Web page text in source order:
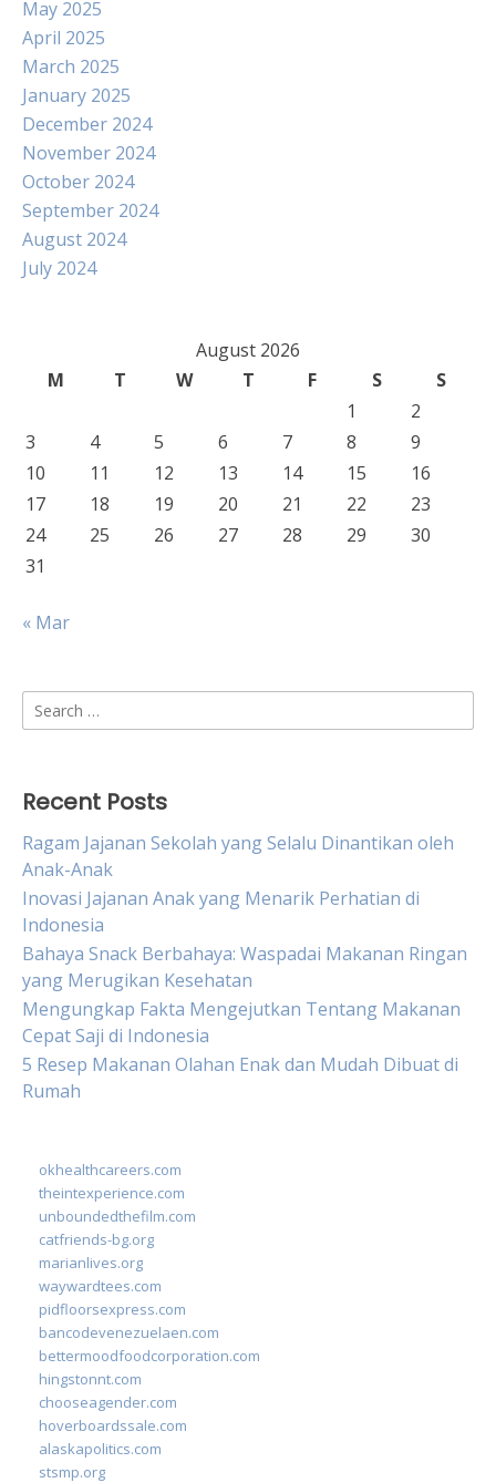
May 2025
April 2025
March 2025
January 2025
December 2024
November 2024
October 2024
September 2024
August 2024
July 2024
August 2026
M
T W T F S
S
1
2
3
4 5 6 7 8
9
10
11 12 13 14 15
16
17
18 19 20 21 22
23
24
25 26 27 28 29
30
31
« Mar
Search
for:
Recent Posts
Ragam Jajanan Sekolah yang Selalu Dinantikan oleh
Anak-Anak
Inovasi Jajanan Anak yang Menarik Perhatian di
Indonesia
Bahaya Snack Berbahaya: Waspadai Makanan Ringan
yang Merugikan Kesehatan
Mengungkap Fakta Mengejutkan Tentang Makanan
Cepat Saji di Indonesia
5 Resep Makanan Olahan Enak dan Mudah Dibuat di
Rumah
okhealthcareers.com
theintexperience.com
unboundedthefilm.com
catfriends-bg.org
marianlives.org
waywardtees.com
pidfloorsexpress.com
bancodevenezuelaen.com
bettermoodfoodcorporation.com
hingstonnt.com
chooseagender.com
hoverboardssale.com
alaskapolitics.com
stsmp.org